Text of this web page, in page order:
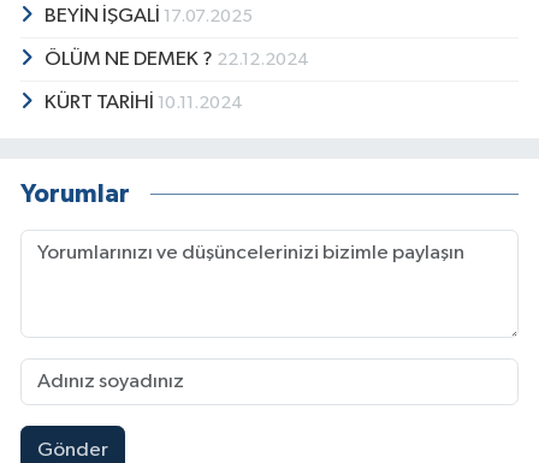
BEYİN İŞGALİ 17.07.2025
ÖLÜM NE DEMEK ? 22.12.2024
KÜRT TARİHİ 10.11.2024
Yorumlar
Gönder